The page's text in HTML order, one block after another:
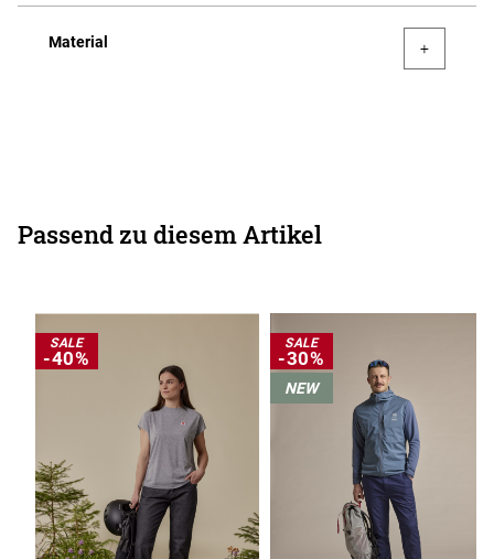
Material
Passend zu diesem Artikel
SALE
-40%
SALE
-30%
NEW